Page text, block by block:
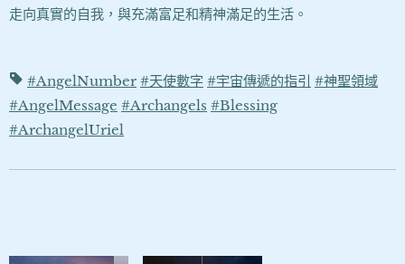
走向真實的自我，與充滿富足和精神滿足的生活。
#AngelNumber #天使數字 #宇宙傳遞的指引 #神聖領域
#AngelMessage #Archangels #Blessing
#ArchangelUriel